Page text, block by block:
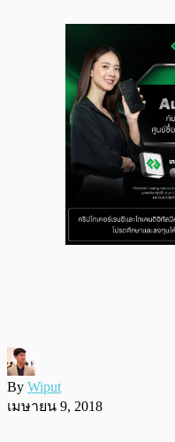
By Wiput
เมษายน 9, 2018